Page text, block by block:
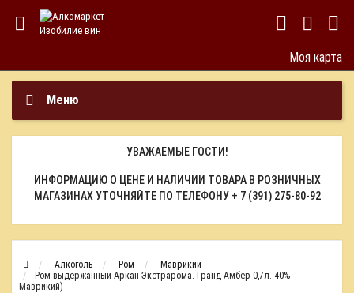
Моя карта
Меню
УВАЖАЕМЫЕ ГОСТИ!
ИНФОРМАЦИЮ О ЦЕНЕ И НАЛИЧИИ ТОВАРА В РОЗНИЧНЫХ
МАГАЗИНАХ УТОЧНЯЙТЕ ПО ТЕЛЕФОНУ + 7 (391) 275-80-92
Алкоголь Ром
Маврикий
Ром выдержанный Аркан Экстрарома. Гранд Амбер 0,7л. 40%
Маврикий)